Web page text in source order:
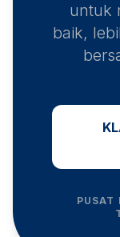
untuk
baik,
PUSAT